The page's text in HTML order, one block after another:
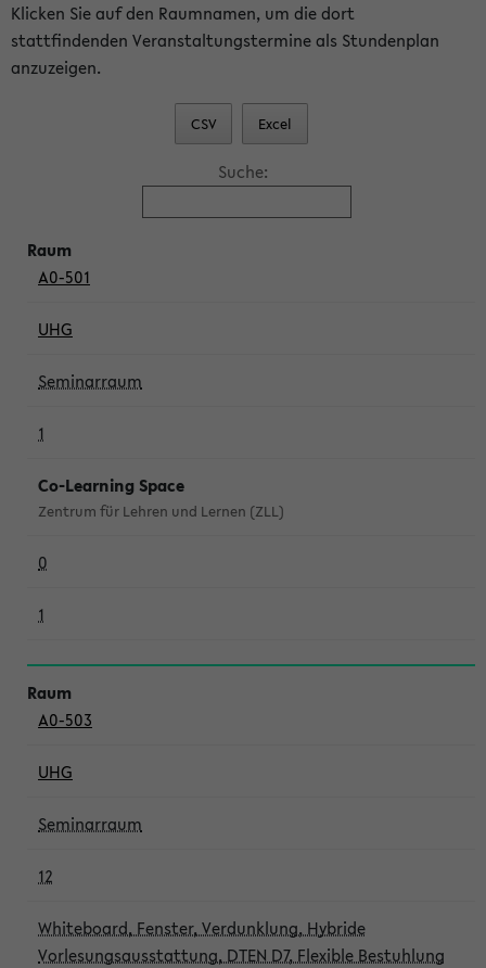
Klicken Sie auf den Raumnamen, um die dort
stattfindenden Veranstaltungstermine als Stundenplan
anzuzeigen.
CSV Excel
Suche:
A0-501
UHG
Seminarraum
1
Co-Learning Space
Zentrum für Lehren und Lernen (ZLL)
0
1
A0-503
UHG
Seminarraum
12
Whiteboard, Fenster, Verdunklung, Hybride
Vorlesungsausstattung, DTEN D7, Flexible Bestuhlung